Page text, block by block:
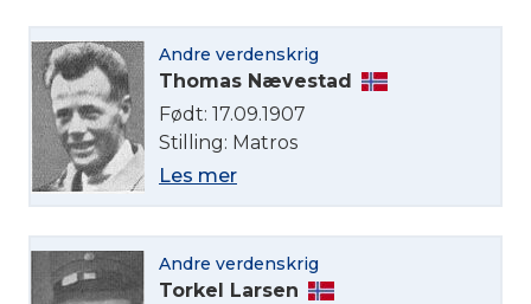
Andre verdenskrig
Thomas Nævestad
Født: 17.09.1907
Stilling: Matros
Les mer
Andre verdenskrig
Torkel Larsen
English
Norsk bokmål